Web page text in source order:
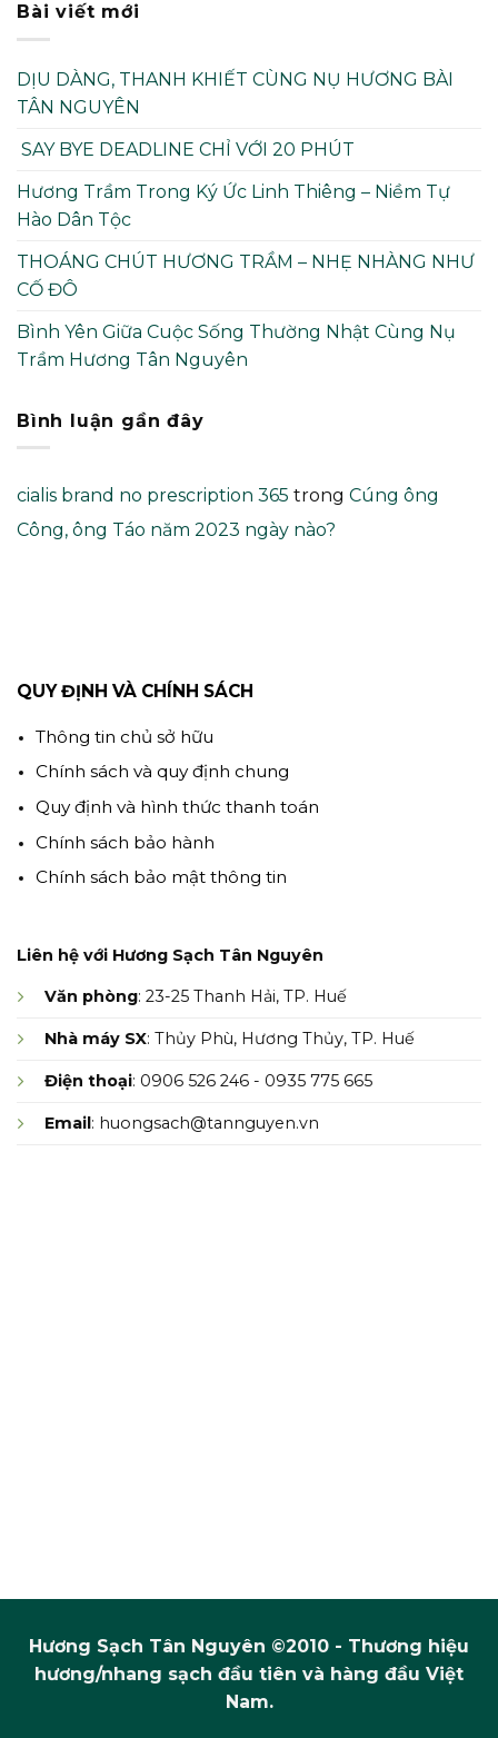
Bài viết mới
DỊU DÀNG, THANH KHIẾT CÙNG NỤ HƯƠNG BÀI
TÂN NGUYÊN
SAY BYE DEADLINE CHỈ VỚI 20 PHÚT
Hương Trầm Trong Ký Ức Linh Thiêng – Niềm Tự
Hào Dân Tộc
THOÁNG CHÚT HƯƠNG TRẦM – NHẸ NHÀNG NHƯ
CỐ ĐÔ
Bình Yên Giữa Cuộc Sống Thường Nhật Cùng Nụ
Trầm Hương Tân Nguyên
Bình luận gần đây
cialis brand no prescription 365 trong Cúng ông
Công, ông Táo năm 2023 ngày nào?
QUY ĐỊNH VÀ CHÍNH SÁCH
Thông tin chủ sở hữu
Chính sách và quy định chung
Quy định và hình thức thanh toán
Chính sách bảo hành
Chính sách bảo mật thông tin
Liên hệ với Hương Sạch Tân Nguyên
Văn phòng: 23-25 Thanh Hải, TP. Huế
Nhà máy SX: Thủy Phù, Hương Thủy, TP. Huế
Điện thoại: 0906 526 246 - 0935 775 665
Email: huongsach@tannguyen.vn
Hương Sạch Tân Nguyên ©2010 - Thương hiệu
hương/nhang sạch đầu tiên và hàng đầu Việt
Nam.